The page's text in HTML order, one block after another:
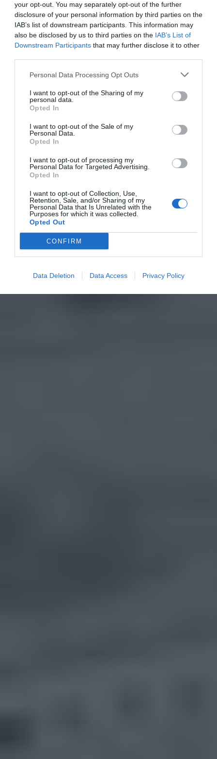
your opt-out. You may separately opt-out of the further
disclosure of your personal information by third parties on the
IAB’s list of downstream participants. This information may
also be disclosed by us to third parties on the IAB’s List of
Downstream Participants that may further disclose it to other
Personal Data Processing Opt Outs
I want to opt-out of the Sharing of my
personal data.
Opted In
I want to opt-out of the Sale of my
Personal Data.
Opted In
I want to opt-out of processing my
Personal Data for Targeted Advertising.
Opted In
I want to opt-out of Collection, Use,
Retention, Sale, and/or Sharing of my
Personal Data that Is Unrelated with the
Purposes for which it was collected.
Opted Out
CONFIRM
Data Deletion Data Access Privacy Policy